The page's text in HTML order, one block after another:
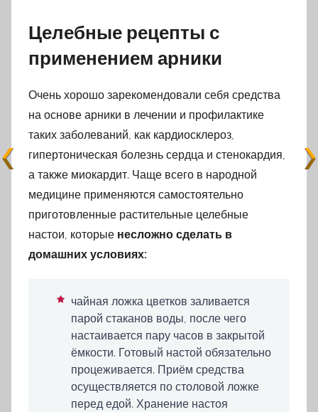
Целебные рецепты с
применением арники
Очень хорошо зарекомендовали себя средства
на основе арники в лечении и профилактике
таких заболеваний, как кардиосклероз,
гипертоническая болезнь сердца и стенокардия,
а также миокардит. Чаще всего в народной
медицине применяются самостоятельно
приготовленные растительные целебные
настои, которые несложно сделать в
домашних условиях:
чайная ложка цветков заливается
парой стаканов воды, после чего
настаивается пару часов в закрытой
ёмкости. Готовый настой обязательно
процеживается. Приём средства
осуществляется по столовой ложке
перед едой. Хранение настоя